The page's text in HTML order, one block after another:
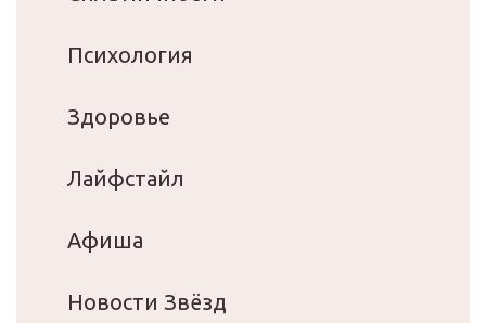
Психология
Здоровье
Лайфстайл
Афиша
Новости Звёзд